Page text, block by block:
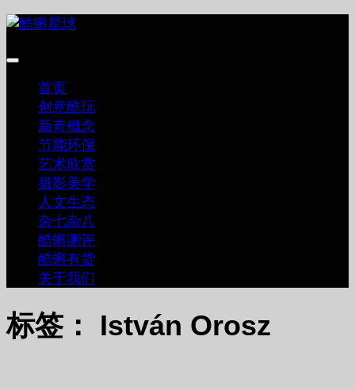
跳
内
首页
创意酷玩
新奇概念
节能环保
艺术欣赏
摄影美学
人文生态
杂七杂八
酷蝌测评
酷蝌有货
关于我们
标签： István Orosz